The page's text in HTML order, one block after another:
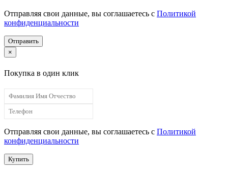
Отправляя свои данные, вы соглашаетесь с Политикой
конфиденциальности
Отправить
×
Покупка в один клик
Отправляя свои данные, вы соглашаетесь с Политикой
конфиденциальности
Купить